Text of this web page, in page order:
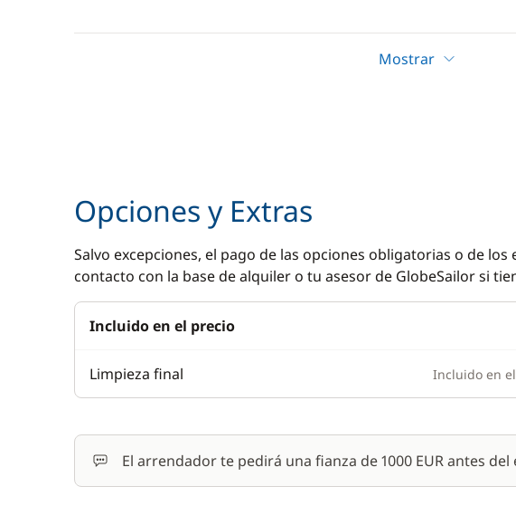
Mostrar
Opciones y Extras
Salvo excepciones, el pago de las opciones obligatorias o de los
contacto con la base de alquiler o tu asesor de GlobeSailor si
Incluido en el precio
Limpieza final Incluido en
El arrendador te pedirá una fianza de 1000 EUR antes